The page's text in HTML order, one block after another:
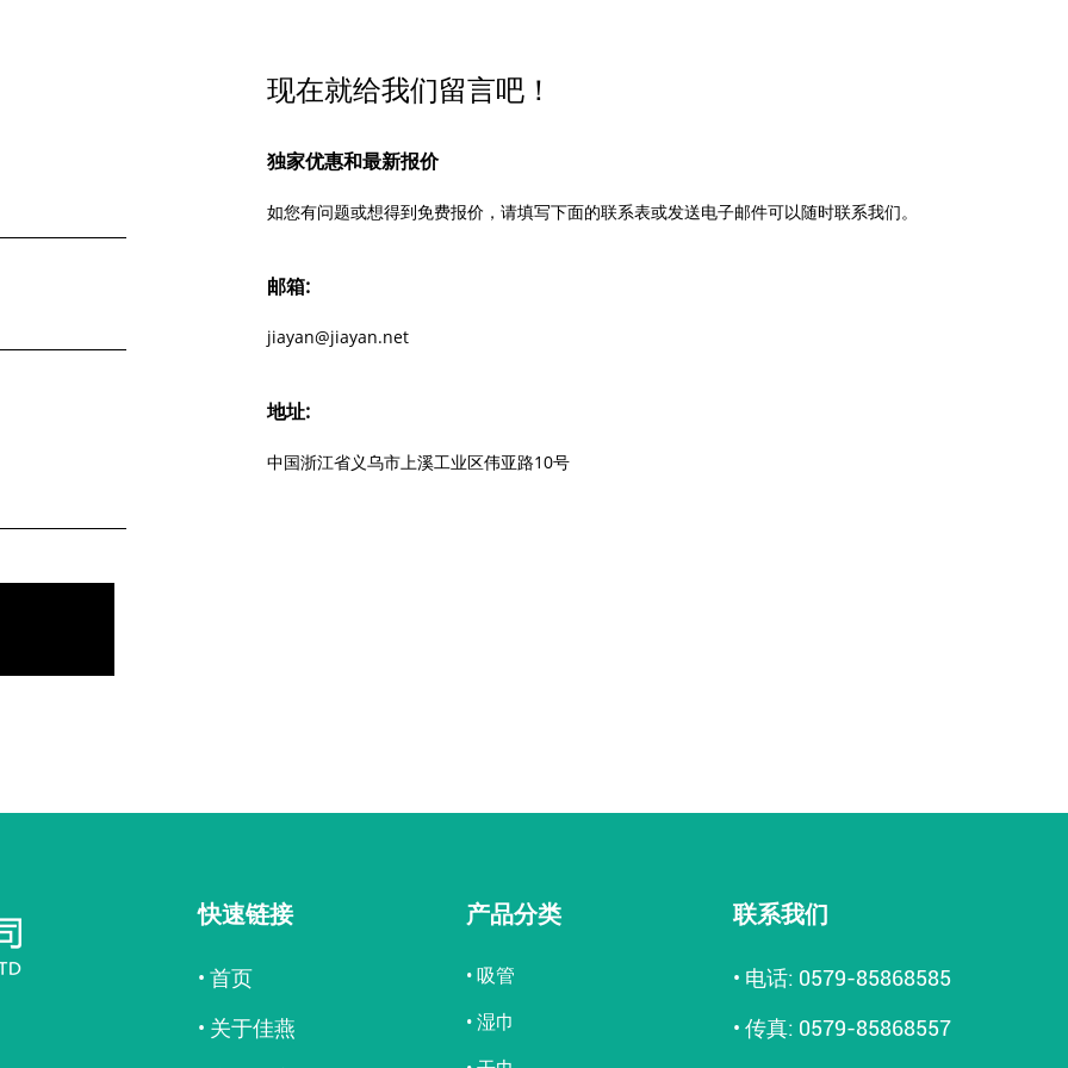
现在就给我们留言吧！
独家优惠和最新报价
如您有问题或想得到免费报价，请填写下面的联系表或发送电子邮件可以随时联系我们。
邮箱:
jiayan@jiayan.net
地址:
中国浙江省义乌市上溪工业区伟亚路10号
快速链接
• 首页
• 关于佳燕
产品分类
• 吸管
• 湿巾
联系我们
• 电话: 0579-85868585
• 传真: 0579-85868557